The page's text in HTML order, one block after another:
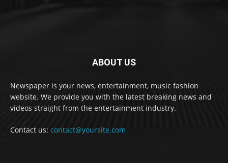
ABOUT US
Newspaper is your news, entertainment, music fashion
website. We provide you with the latest breaking news and
videos straight from the entertainment industry.
Contact us: contact@yoursite.com